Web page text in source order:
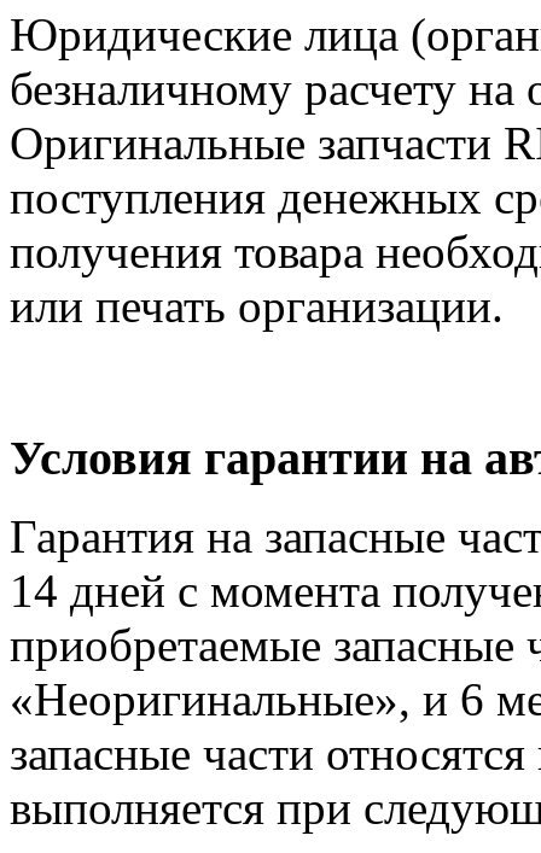
Юридические лица
безналичному расчету на
Оригинальные запчасти
поступления денежных
получения товара
или печать организации.
Условия гарантии на
Гарантия на запасные
14 дней с момента
приобретаемые запасные
«Неоригинальные», и 6
запасные части
выполняется при